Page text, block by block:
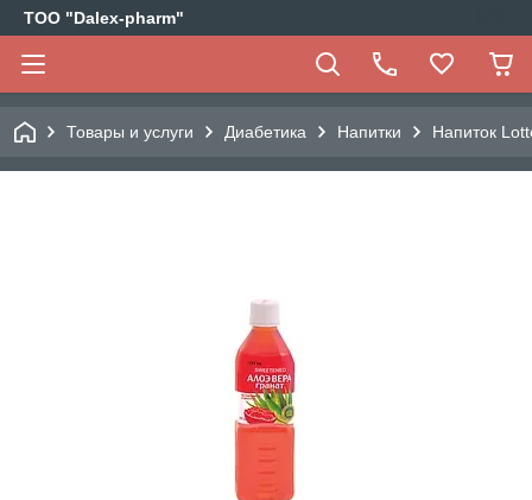
ТОО "Dalex-pharm"
Товары и услуги Диабетика Напитки Напиток